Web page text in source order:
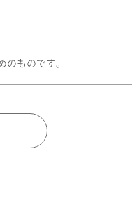
ものです。